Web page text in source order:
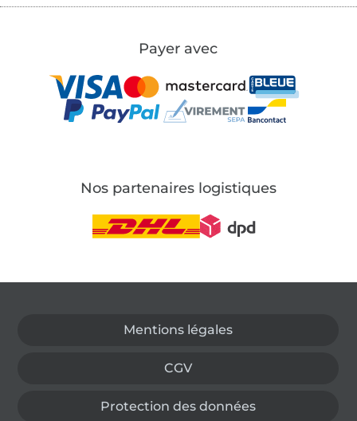
Payer avec
Nos partenaires logistiques
Mentions légales
CGV
Protection des données